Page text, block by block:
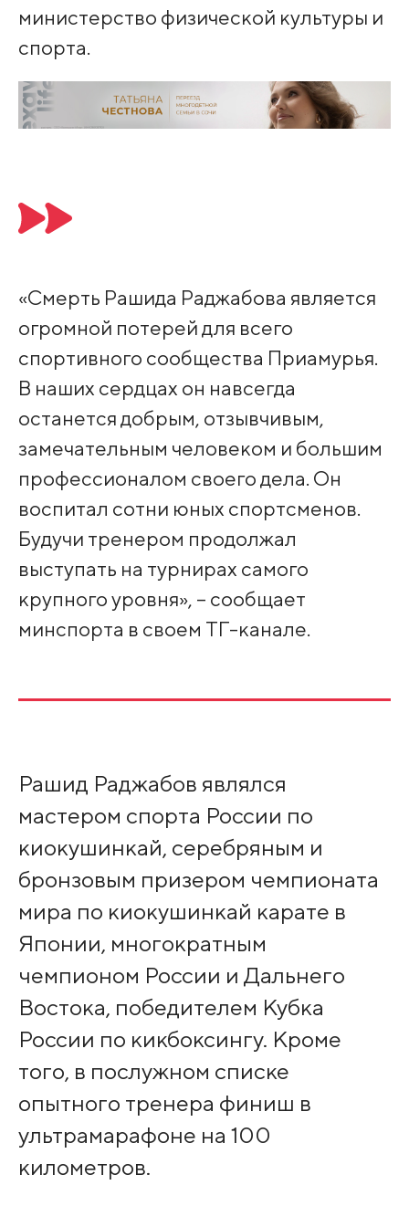
министерство физической культуры и
спорта.
«Смерть Рашида Раджабова является
огромной потерей для всего
спортивного сообщества Приамурья.
В наших сердцах он навсегда
останется добрым, отзывчивым,
замечательным человеком и большим
профессионалом своего дела. Он
воспитал сотни юных спортсменов.
Будучи тренером продолжал
выступать на турнирах самого
крупного уровня», – сообщает
минспорта в своем ТГ-канале.
Рашид Раджабов являлся
мастером спорта России по
киокушинкай, серебряным и
бронзовым призером чемпионата
мира по киокушинкай карате в
Японии, многократным
чемпионом России и Дальнего
Востока, победителем Кубка
России по кикбоксингу. Кроме
того, в послужном списке
опытного тренера финиш в
ультрамарафоне на 100
километров.